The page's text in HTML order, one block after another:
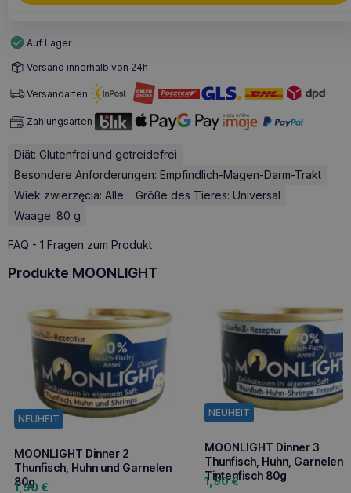
Auf Lager
Versand innerhalb von 24h
Versandarten
Zahlungsarten
Diät: Glutenfrei und getreidefrei
Besondere Anforderungen: Empfindlich-Magen-Darm-Trakt
Wiek zwierzęcia: Alle
Größe des Tieres: Universal
Waage: 80 g
FAQ - 1 Fragen zum Produkt
Produkte MOONLIGHT
NEUHEIT
MOONLIGHT Dinner 2
Thunfisch, Huhn und Garnelen
80g
1,90 €
NEUHEIT
MOONLIGHT Dinner 3
Thunfisch, Huhn, Garnelen
Tintenfisch 80g
1,90€